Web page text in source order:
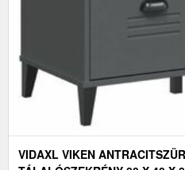
VIDAXL VIKEN